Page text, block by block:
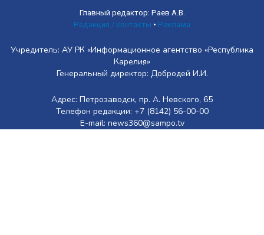
Главный редактор: Раев А.В.
Редакция / контакты • Реклама
Учредитель: АУ РК «Информационное агентство «Республика
Карелия»
Генеральный директор: Добродей И.И.
Адрес: Петрозаводск, пр. А. Невского, 65
Телефон редакции: +7 (8142) 56-00-00
E-mail: news360@sampo.tv